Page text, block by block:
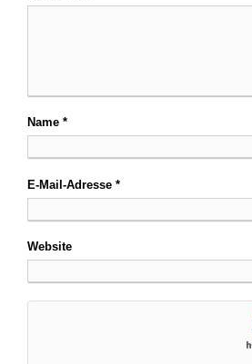
Name *
E-Mail-Adresse *
Website